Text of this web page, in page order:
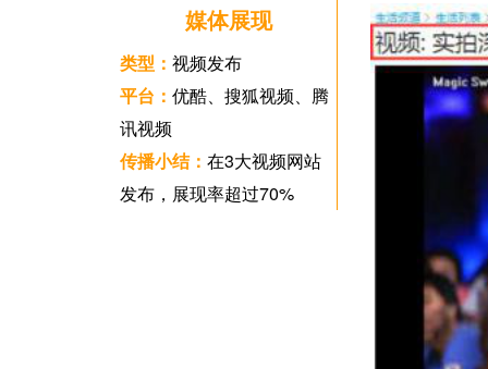
媒体展现
类型： 视频发布
平台： 优酷、搜狐视频、腾
讯视频
传播小结： 在3大视频网站
发布，展现率超过70%